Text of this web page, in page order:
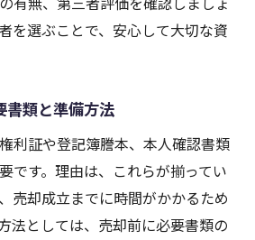
意点とリスク回避策
較で失敗を防ぐポイント
るための見極め術を伝授
で悪質業者を見極める方法
産買取業者評判の調べ方
ンキングを活用した判断基準
特徴と注意したい勧誘手口
を選ぶことで、安心して大切な資
書類と準備方法
利証や登記簿謄本、本人確認書類
です。理由は、これらが揃ってい
売却成立までに時間がかかるため
法としては、売却前に必要書類の